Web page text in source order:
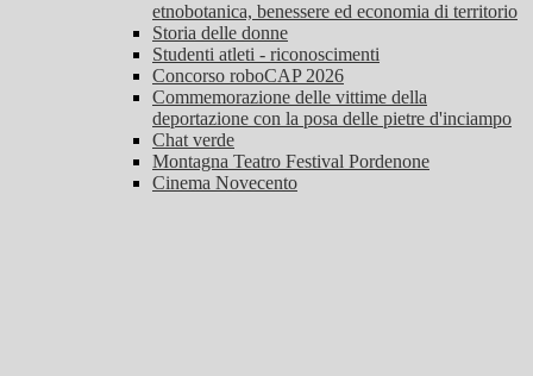
etnobotanica, benessere ed economia di territorio
Storia delle donne
Studenti atleti - riconoscimenti
Concorso roboCAP 2026
Commemorazione delle vittime della
deportazione con la posa delle pietre d'inciampo
Chat verde
Montagna Teatro Festival Pordenone
Cinema Novecento